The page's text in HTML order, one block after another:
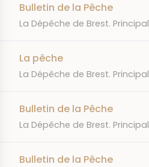
Bulletin de la Pêche
JOURNAL
La Dépêche de Brest. Principal
La pêche
JOURNAL
La Dépêche de Brest. Principal
Bulletin de la Pêche
JOURNAL
La Dépêche de Brest. Principal
Bulletin de la Pêche